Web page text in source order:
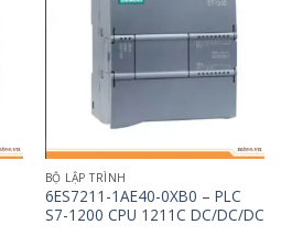
BỘ LẬP TRÌNH
6ES7211-1AE40-0XB0 – PLC
S7-1200 CPU 1211C DC/DC/DC